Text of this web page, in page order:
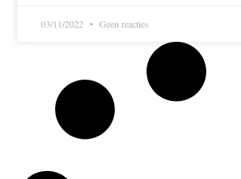
03/11/2022 Geen reacties